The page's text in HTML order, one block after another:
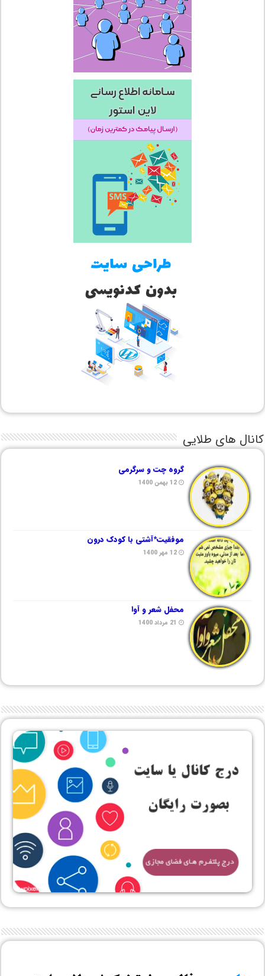
کانال های طلایی
گروه چت و سرگرمی
12 بهمن 1400
موفقیت*آشتی با کودک درون
12 مهر 1400
محفل شعر و آوا
21 مرداد 1400